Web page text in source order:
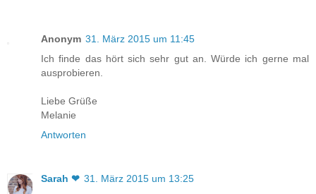
Anonym 31. März 2015 um 11:45
Ich finde das hört sich sehr gut an. Würde ich gerne mal
ausprobieren.
Liebe Grüße
Melanie
Antworten
Sarah ❤ 31. März 2015 um 13:25